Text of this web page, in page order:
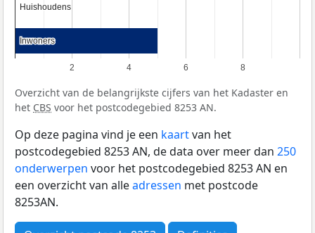
2 4 6 8
Huishoudens
Huishoudens
Inwoners
Inwoners
Overzicht van de belangrijkste cijfers van het Kadaster en
het CBS voor het postcodegebied 8253 AN.
Op deze pagina vind je een kaartvan het
postcodegebied 8253 AN, de data over meer dan 250
onderwerpen voor het postcodegebied 8253 AN en
een overzicht van alleadressen met postcode
8253AN.